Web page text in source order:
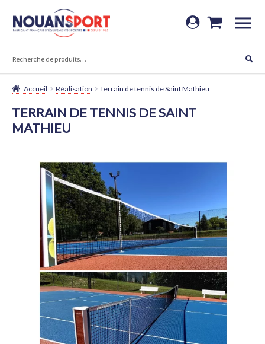
Aller
Aller
Accueil Réalisation Terrain de tennis de Saint Mathieu
TERRAIN DE TENNIS DE SAINT
MATHIEU